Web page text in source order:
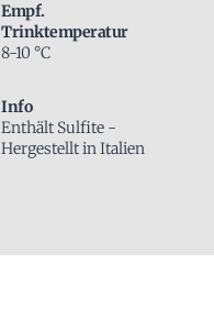
Empf.
Trinktemperatur
8-10 °C
Info
Enthält Sulfite -
Hergestellt in Italien